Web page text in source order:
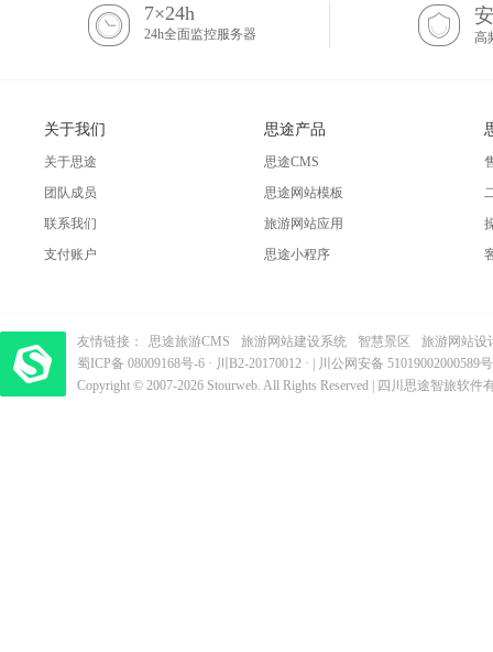
7×24h
24h全面监控服务器 高
关于我们
关于思途
团队成员
联系我们
支付账户
思途产品
思途CMS
思途网站模板
旅游网站应用
思途小程序
友情链接： 思途旅游CMS 旅游网站建设系统 智慧景区
旅游网站设
梦旅程酒店管理系统
​| 运营支持：创旅云营销​
蜀ICP备 08009168号-6 · 川B2-20170012 · |
川公网安备 51019002000589号
Copyright © 2007-2026 Stourweb. All Rights Reserved | 四川思途智旅软件